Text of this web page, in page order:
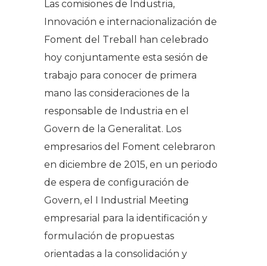
Las comisiones de Industria,
Innovación e internacionalización de
Foment del Treball han celebrado
hoy conjuntamente esta sesión de
trabajo para conocer de primera
mano las consideraciones de la
responsable de Industria en el
Govern de la Generalitat. Los
empresarios del Foment celebraron
en diciembre de 2015, en un periodo
de espera de configuración de
Govern, el I Industrial Meeting
empresarial para la identificación y
formulación de propuestas
orientadas a la consolidación y